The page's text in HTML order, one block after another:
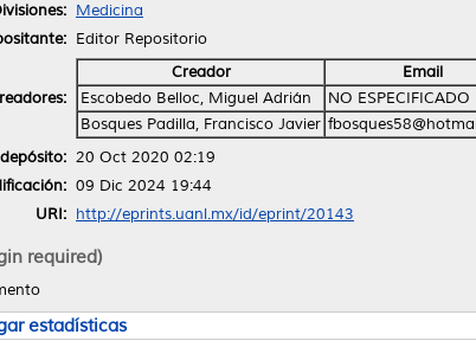
Medicina
Editor Repositorio
Creador Email
Escobedo Belloc, Miguel Adrián
NO ESPECIFICADO
Bosques Padilla, Francisco Javier
20 Oct 2020 02:19
09 Dic 2024 19:44
URI: http://eprints.uanl.mx/id/eprint/20143
required)
estadísticas